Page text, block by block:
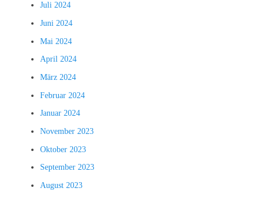
Juli 2024
Juni 2024
Mai 2024
April 2024
März 2024
Februar 2024
Januar 2024
November 2023
Oktober 2023
September 2023
August 2023